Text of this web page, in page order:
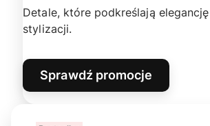
Detale, które podkreślają
stylizacji.
Sprawdź promocje